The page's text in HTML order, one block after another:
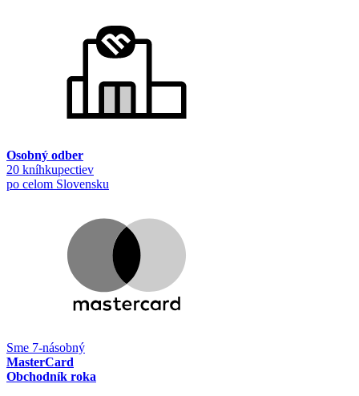
Osobný odber
20 kníhkupectiev
po celom Slovensku
Sme 7-násobný
MasterCard
Obchodník roka